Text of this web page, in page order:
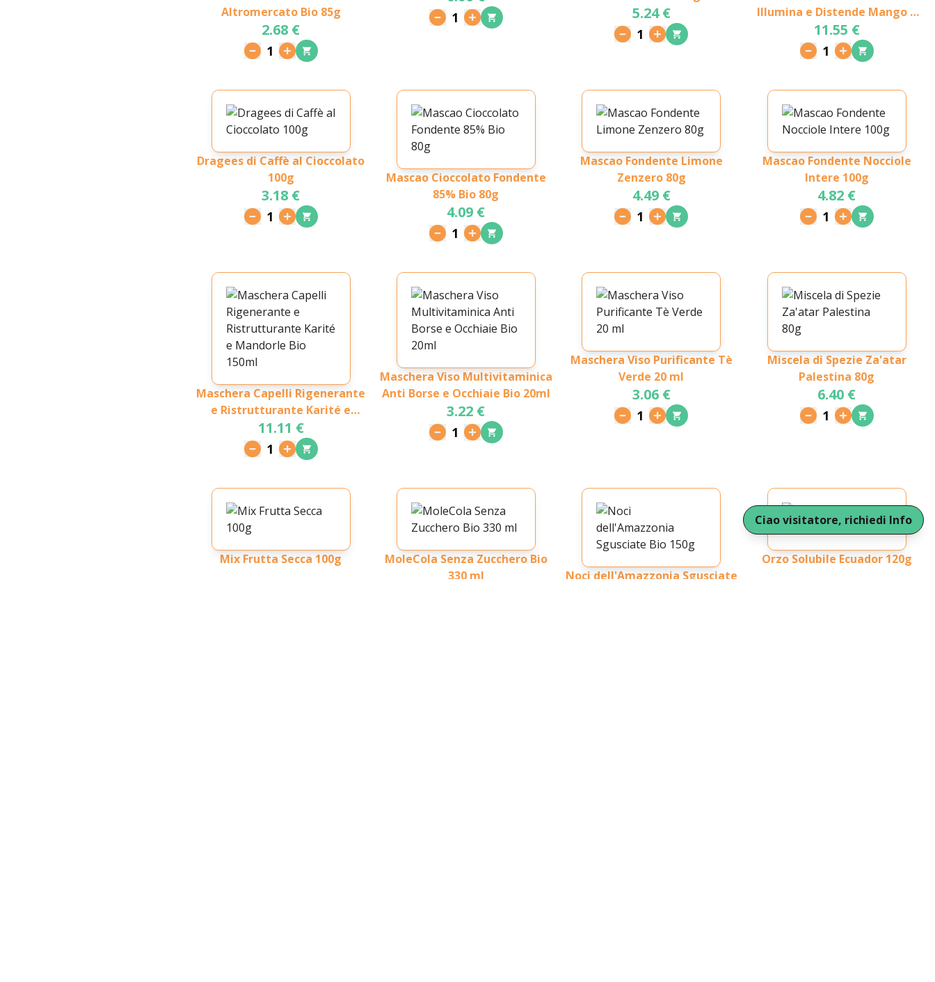
Altromercato Bio 85g
2.68 €
1
1 5.24 €
1
Illumina e Distende Mango e
Papaya 15ml
11.55 €
1
Dragees di Caffè al Cioccolato
100g
3.18 €
1
Mascao Cioccolato Fondente
85% Bio 80g
4.09 €
1
Mascao Fondente Limone
Zenzero 80g
4.49 €
1
Mascao Fondente Nocciole
Intere 100g
4.82 €
1
Maschera Capelli Rigenerante
e Ristrutturante Karité e
Mandorle Bio 150ml
11.11 €
1
Maschera Viso Multivitaminica
Anti Borse e Occhiaie Bio 20ml
3.22 €
1
Maschera Viso Purificante Tè
Verde 20 ml
3.06 €
1
Miscela di Spezie Za'atar
Palestina 80g
6.40 €
1
Mix Frutta Secca 100g
MoleCola Senza Zucchero Bio
330 ml
Noci dell'Amazzonia Sgusciate
Orzo Solubile Ecuador 120g
Ciao visitatore, richiedi Info